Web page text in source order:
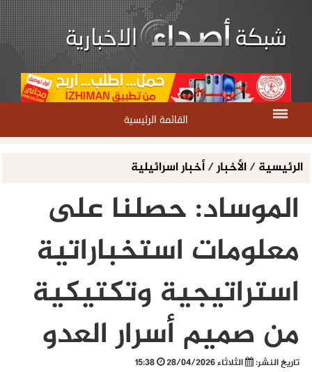
القائمة الرئيسية
الرئيسية/الأخبار/أخبار اسرائيلية
الموساد: حصلنا على
معلومات استخباراتية
استراتيجية وتكتيكية
من صميم أسرار العدو
تاريخ النشر: الثلاثاء 28/04/2026